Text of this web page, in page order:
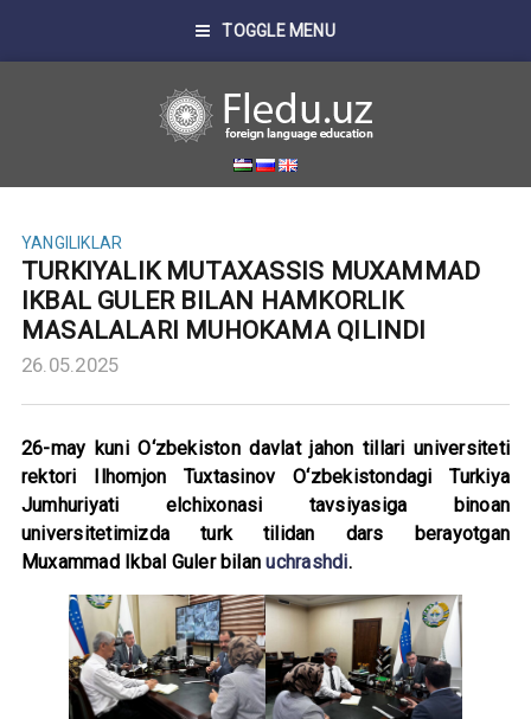
TOGGLE MENU
YANGILIKLAR
TURKIYALIK MUTAXASSIS MUXAMMAD
IKBAL GULER BILAN HAMKORLIK
MASALALARI MUHOKAMA QILINDI
26.05.2025
26-may kuni O‘zbekiston davlat jahon tillari universiteti
rektori Ilhomjon Tuxtasinov O‘zbekistondagi Turkiya
Jumhuriyati elchixonasi tavsiyasiga binoan
universitetimizda turk tilidan dars berayotgan
Muxammad Ikbal Guler bilanuchrashdi.